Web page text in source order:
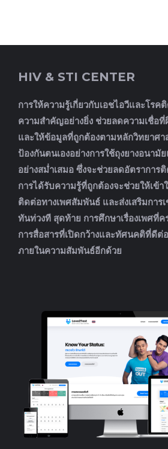
HIV & STI CENTER
การให้ความรู้เกี่ยวกับเอชไอวีและโร
ความสำคัญอย่างยิ่ง ช่วยลดความเชื่อที่
และให้ข้อมูลที่ถูกต้องตามหลักวิทยาศา
ป้องกันตนเองอย่างการใช้ถุงยางอนามั
อย่างสม่ำเสมอ ซึ่งจะช่วยลดอัตราการ
การได้รับความรู้ที่ถูกต้องจะช่วยให้เข้า
ติดต่อทางเพศสัมพันธ์ และส่งเสริมการ
ทันท่วงที สุดท้าย การศึกษาเรื่องเพศที่ค
การสื่อสารที่เปิดกว้างและทัศนคติที่ดีต่
ภายในความสัมพันธ์อีกด้วย